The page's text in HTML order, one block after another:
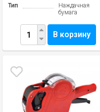
Тип
Наждачная
бумага
В корзину